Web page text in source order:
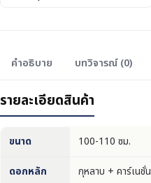
คำอธิบาย บทวิจารณ์ (0)
รายละเอียดสินค้า
ขนาด 100-110 ซม.
ดอกหลัก กุหลาบ + คาร์เนชั่น